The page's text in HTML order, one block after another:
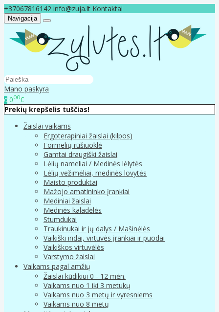
+37067816142 info@zuja.lt Kontaktai
Navigacija
Mano paskyra
0 000€
Prekių krepšelis tuščias!
Žaislai vaikams
Ergoterapiniai žaislai (kilpos)
Formelių rūšiuoklė
Gamtai draugiški žaislai
Lėlių nameliai / Medinės lėlytės
Lėlių vežimėliai, medinės lovytės
Maisto produktai
Mažojo amatininko įrankiai
Mediniai žaislai
Medinės kaladėlės
Stumdukai
Traukinukai ir jų dalys / Mašinėlės
Vaikiški indai, virtuvės įrankiai ir puodai
Vaikiškos virtuvėlės
Varstymo žaislai
Vaikams pagal amžių
Žaislai kūdikiui 0 - 12 mėn.
Vaikams nuo 1 iki 3 metukų
Vaikams nuo 3 metų ir vyresniems
Vaikams nuo 8 metų